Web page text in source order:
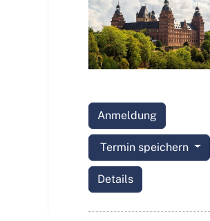
Anmeldung
Termin speichern
Details